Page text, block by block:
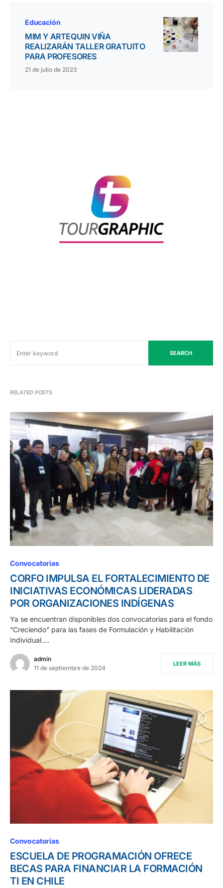
Educación
MIM Y ARTEQUIN VIÑA
REALIZARÁN TALLER GRATUITO
PARA PROFESORES
21 de julio de 2023
SEARCH
RELATED POSTS
Convocatorias
CORFO IMPULSA EL FORTALECIMIENTO DE
INICIATIVAS ECONÓMICAS LIDERADAS
POR ORGANIZACIONES INDÍGENAS
Ya se encuentran disponibles dos convocatorias para el fondo
“Creciendo” para las fases de Formulación y Habilitación
Individual.…
admin
11 de septiembre de 2024
LEER MÁS
Convocatorias
ESCUELA DE PROGRAMACIÓN OFRECE
BECAS PARA FINANCIAR LA FORMACIÓN
TI EN CHILE